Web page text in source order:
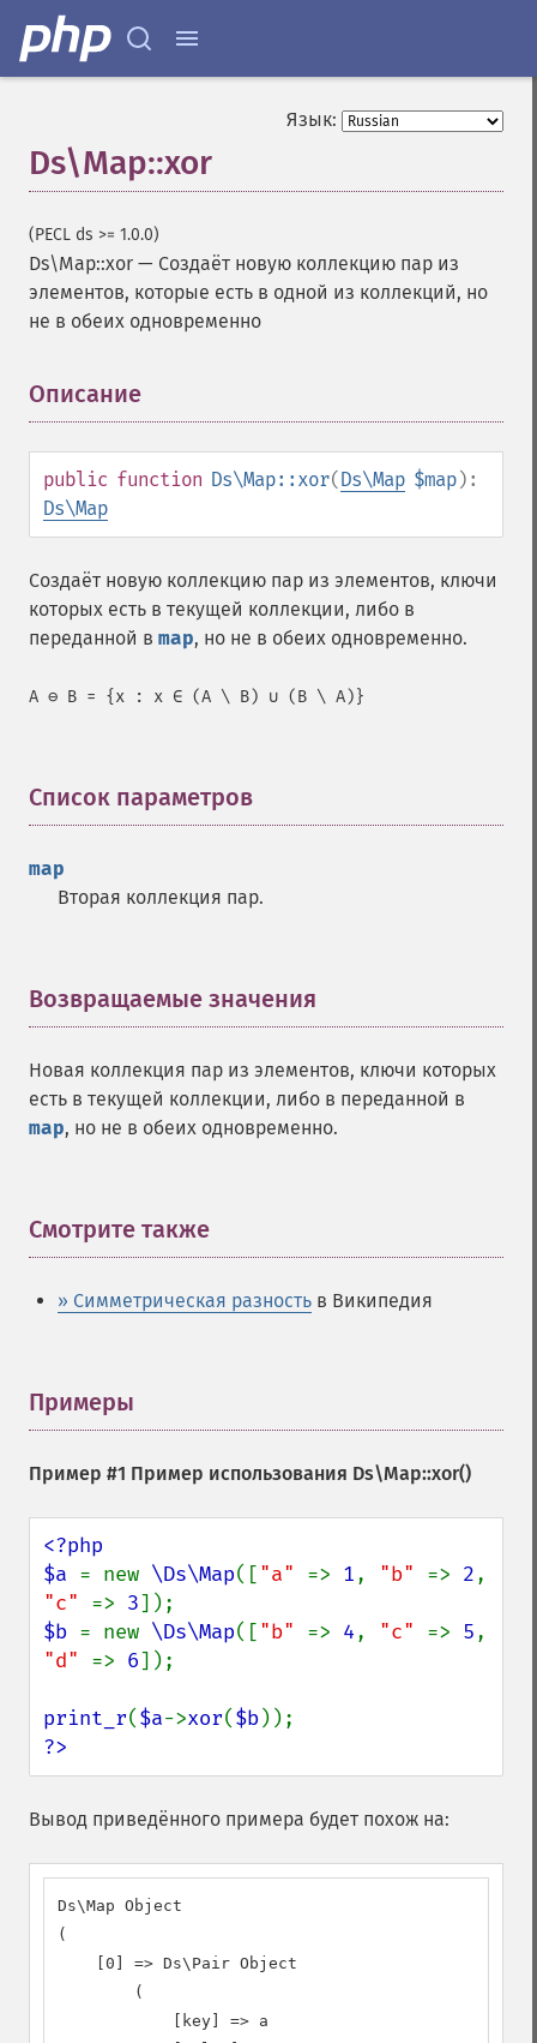
Язык:
Ds\Map::xor
(PECL ds >= 1.0.0)
Ds\Map::xor — Создаёт новую коллекцию пар из
элементов, которые есть в одной из коллекций, но
не в обеих одновременно
Описание
public function Ds\Map::xor(Ds\Map $map):
Ds\Map
Создаёт новую коллекцию пар из элементов, ключи
которых есть в текущей коллекции, либо в
переданной в map, но не в обеих одновременно.
A ⊖ B = {x : x ∈ (A \ B) ∪ (B \ A)}
Список параметров
map
Вторая коллекция пар.
Возвращаемые значения
Новая коллекция пар из элементов, ключи которых
есть в текущей коллекции, либо в переданной в
map, но не в обеих одновременно.
Смотрите также
» Симметрическая разность в Википедия
Примеры
Пример #1 Пример использования Ds\Map::xor()
<?php
$a = new \Ds\Map(["a" => 1, "b" => 2
"c" => 3
$b = new \Ds\Map(["b" => 4, "c" => 5
"d" => 6]);
print_r($a->xor($b
?>
Вывод приведённого примера будет похож на:
Ds\Map Object
(
    [0] => Ds\Pair Object
        (
            [key] => a